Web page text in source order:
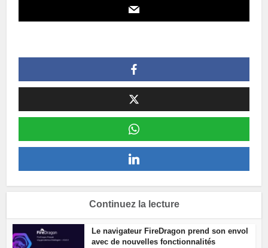
Continuez la lecture
Le navigateur FireDragon prend son envol
avec de nouvelles fonctionnalités